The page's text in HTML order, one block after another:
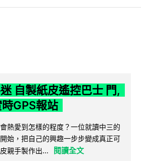
自製紙皮遙控巴士 門,
GPS報站
熱愛到怎樣的程度？一位就讀中三的
始，把自己的興趣一步步變成真正可
親手製作出...
閱讀全文